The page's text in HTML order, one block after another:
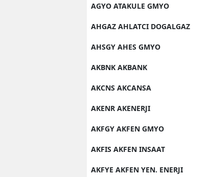
AGYO ATAKULE GMYO
AHGAZ AHLATCI DOGALGAZ
AHSGY AHES GMYO
AKBNK AKBANK
AKCNS AKCANSA
AKENR AKENERJI
AKFGY AKFEN GMYO
AKFIS AKFEN INSAAT
AKFYE AKFEN YEN. ENERJI